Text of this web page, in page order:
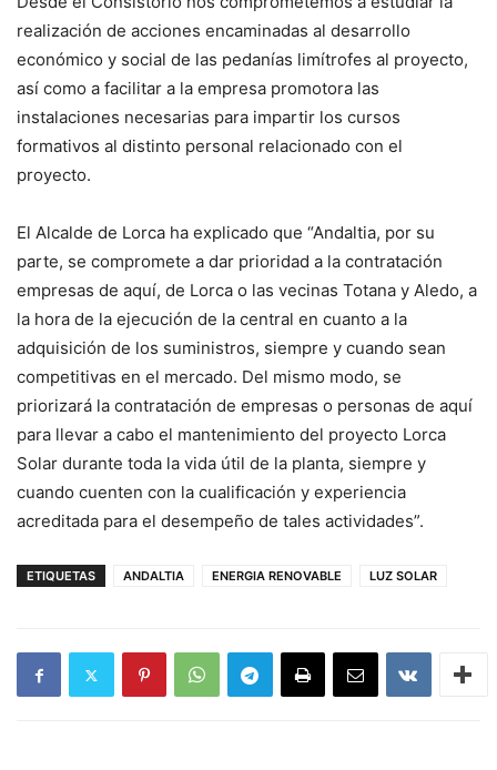
realización de acciones encaminadas al desarrollo
económico y social de las pedanías limítrofes al proyecto,
así como a facilitar a la empresa promotora las
instalaciones necesarias para impartir los cursos
formativos al distinto personal relacionado con el
proyecto.
El Alcalde de Lorca ha explicado que “Andaltia, por su
parte, se compromete a dar prioridad a la contratación
empresas de aquí, de Lorca o las vecinas Totana y Aledo, a
la hora de la ejecución de la central en cuanto a la
adquisición de los suministros, siempre y cuando sean
competitivas en el mercado. Del mismo modo, se
priorizará la contratación de empresas o personas de aquí
para llevar a cabo el mantenimiento del proyecto Lorca
Solar durante toda la vida útil de la planta, siempre y
cuando cuenten con la cualificación y experiencia
acreditada para el desempeño de tales actividades”.
ETIQUETAS ANDALTIA ENERGIA RENOVABLE LUZ SOLAR